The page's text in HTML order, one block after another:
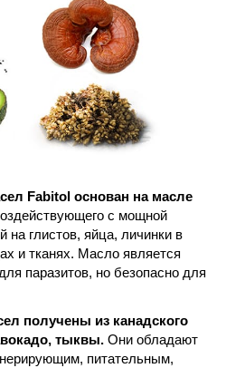
Fabitol основан на масле
с мощной
на глистов, яйца, личинки в
и тканях. Масло является
паразитов, но безопасно для
получены из канадского
тыквы. Они обладают
питательным,